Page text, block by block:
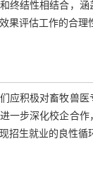
终结性相结合，
果评估工作的合理
应积极对畜牧兽
一步深化校企合
招生就业的良性